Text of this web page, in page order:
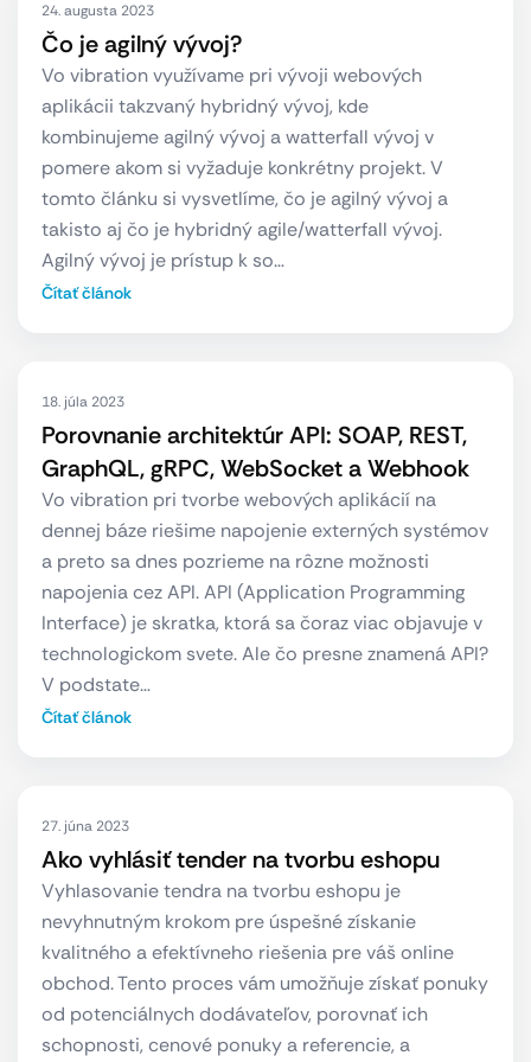
24. augusta 2023
Čo je agilný vývoj?
Vo vibration využívame pri vývoji webových
aplikácii takzvaný hybridný vývoj, kde
kombinujeme agilný vývoj a watterfall vývoj v
pomere akom si vyžaduje konkrétny projekt. V
tomto článku si vysvetlíme, čo je agilný vývoj a
takisto aj čo je hybridný agile/watterfall vývoj.
Agilný vývoj je prístup k so…
Čítať článok
18. júla 2023
Porovnanie architektúr API: SOAP, REST,
GraphQL, gRPC, WebSocket a Webhook
Vo vibration pri tvorbe webových aplikácií na
dennej báze riešime napojenie externých systémov
a preto sa dnes pozrieme na rôzne možnosti
napojenia cez API. API (Application Programming
Interface) je skratka, ktorá sa čoraz viac objavuje v
technologickom svete. Ale čo presne znamená API?
V podstate…
Čítať článok
27. júna 2023
Ako vyhlásiť tender na tvorbu eshopu
Vyhlasovanie tendra na tvorbu eshopu je
nevyhnutným krokom pre úspešné získanie
kvalitného a efektívneho riešenia pre váš online
obchod. Tento proces vám umožňuje získať ponuky
od potenciálnych dodávateľov, porovnať ich
schopnosti, cenové ponuky a referencie, a